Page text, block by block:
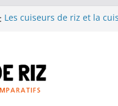
Les cuiseurs de riz et la
Les cuiseurs de riz pour les
en grande quantité.
Les cuiseurs de riz et la